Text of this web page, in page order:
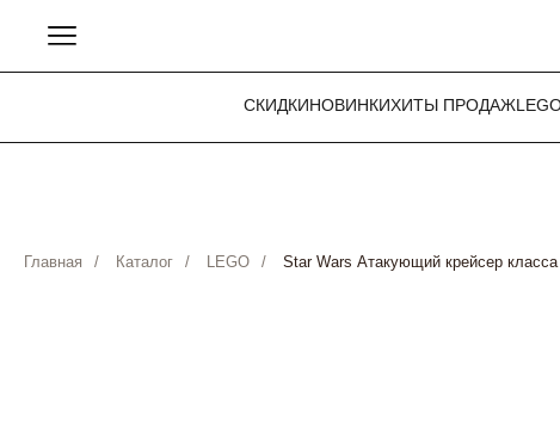
СКИДКИНОВИНКИХИТЫ ПРОДАЖ
Главная / Каталог / LEGO / Star Wars Атакующий крейсер класса